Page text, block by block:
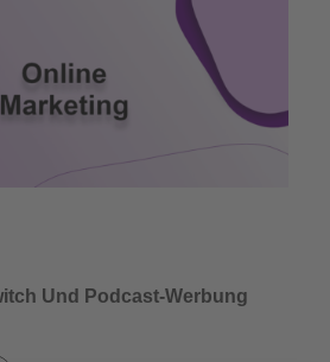
Und Podcast-Werbung